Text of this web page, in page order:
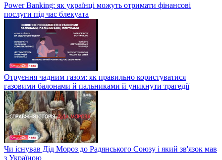
Power Banking: як українці можуть отримати фінансові
послуги під час блекуата
Отруєння чадним газом: як правильно користуватися
газовими балонами й пальниками й уникнути трагедії
Чи існував Дід Мороз до Радянського Союзу і який зв'язок мав
з Україною